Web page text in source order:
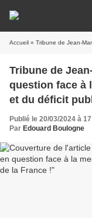
Accueil » Tribune de Jean-Marie NOL :
Tribune de
question face à
et du déficit
Publié le 20/03/2024 à
Par Edouard Boulogne